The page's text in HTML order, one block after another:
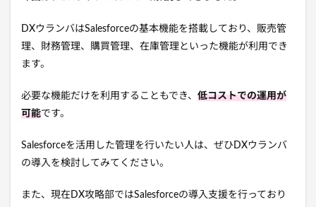
DXウランバはSalesforceの基本機能を搭載しており、販売管
理、財務管理、購買管理、在庫管理といった機能が利用でき
ます。
必要な機能だけを利用することもでき、 低コストでの運用が
可能です。
Salesforceを活用した管理を行いたい人は、ぜひDXウランバ
の導入を検討してみてください。
また、現在DX攻略部ではSalesforceの導入支援を行っており